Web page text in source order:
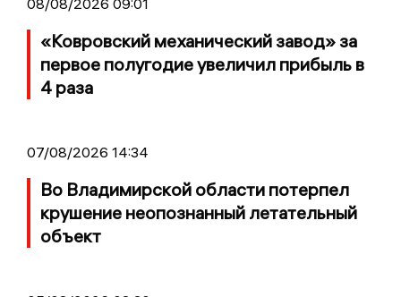
«Ковровский механический завод» за
первое полугодие увеличил прибыль в
4 раза
07/08/2026 14:34
Во Владимирской области потерпел
крушение неопознанный летательный
объект